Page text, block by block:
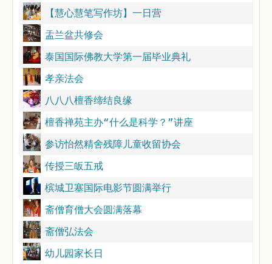
【慧心慧笔写作坊】一日营
盂兰盆共修会
泰国国际佛教大学第一届毕业典礼
孝亲法会
八八八檀香缔结良缘
檀香禅苑主办“什么是科学？”讲座
参访怡然精舍残障儿童收留协会
传授三皈五戒
槟城卫塞国际电影节圆满举行
斋僧育僧大会圆满落幕
斋僧弘法会
幼儿园家长日